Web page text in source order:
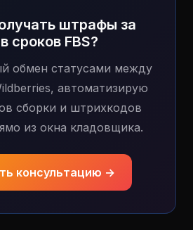
штрафы за
сроков FBS?
обмен статусами между
автоматизирую
сборки и штрихкодов
из окна кладовщика.
консультацию →